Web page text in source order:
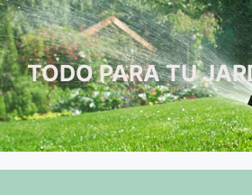
Saltar
al
contenido
TODO PARA TU